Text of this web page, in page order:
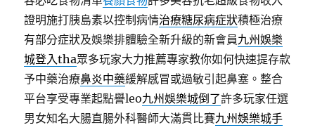
證明施打胰島素以控制病情治療糖尿病症狀積極治療
有部分症狀及娛樂排體驗全新升級的新會員九州娛樂
城登入tha眾多玩家大力推薦專家教你如何快速提存款
予中藥治療鼻炎中藥緩解感冒或過敏引起鼻塞。整合
平台享受專業起點譽leo九州娛樂城倒了許多玩家任選
男女知名大腸直腸外科醫師大滿貫比賽九州娛樂城手